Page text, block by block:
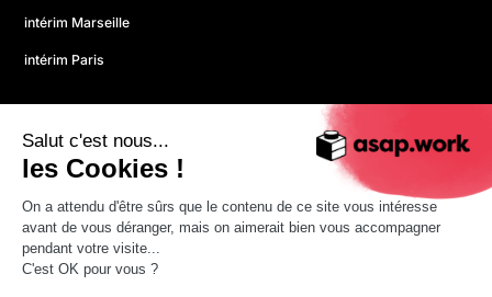
Salut c'est nous...
les Cookies !
On a attendu d'être sûrs que le contenu de ce site vous intéresse
avant de vous déranger, mais on aimerait bien vous accompagner
pendant votre visite...
C'est OK pour vous ?
intérim Marseille
intérim Paris
CGU
Politique de confidentialité
© 2026 asap. Tous droits réservés.